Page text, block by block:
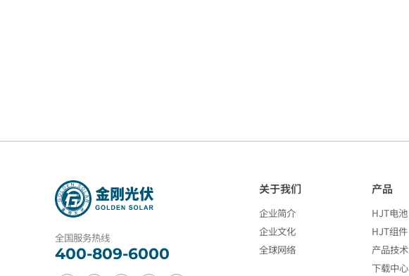
全国服务热线
400-809-6000
关于我们
企业简介
企业文化
全球网络
产品
HJT电池
HJT组件
产品技术
下载中心